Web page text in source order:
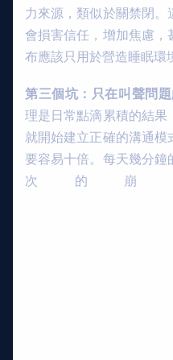
力來源，類似於關禁閉
會損害信任，增加焦慮，
布應該只用於營造睡眠環
第三個坑：只在叫聲問題
理是日常點滴累積的結果
就開始建立正確的溝通
要容易十倍。每天幾分鐘
次的崩